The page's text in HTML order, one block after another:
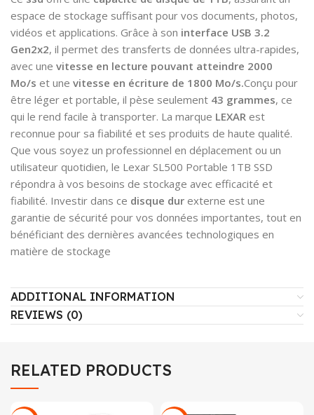
espace de stockage suffisant pour vos documents, photos,
vidéos et applications. Grâce à son interface USB 3.2
Gen2x2, il permet des transferts de données ultra-rapides,
avec une vitesse en lecture pouvant atteindre 2000
Mo/s et une vitesse en écriture de 1800 Mo/s.Conçu pour
être léger et portable, il pèse seulement 43 grammes, ce
qui le rend facile à transporter. La marque LEXAR est
reconnue pour sa fiabilité et ses produits de haute qualité.
Que vous soyez un professionnel en déplacement ou un
utilisateur quotidien, le Lexar SL500 Portable 1TB SSD
répondra à vos besoins de stockage avec efficacité et
fiabilité. Investir dans ce disque dur externe est une
garantie de sécurité pour vos données importantes, tout en
bénéficiant des dernières avancées technologiques en
matière de stockage
ADDITIONAL INFORMATION
REVIEWS (0)
RELATED PRODUCTS